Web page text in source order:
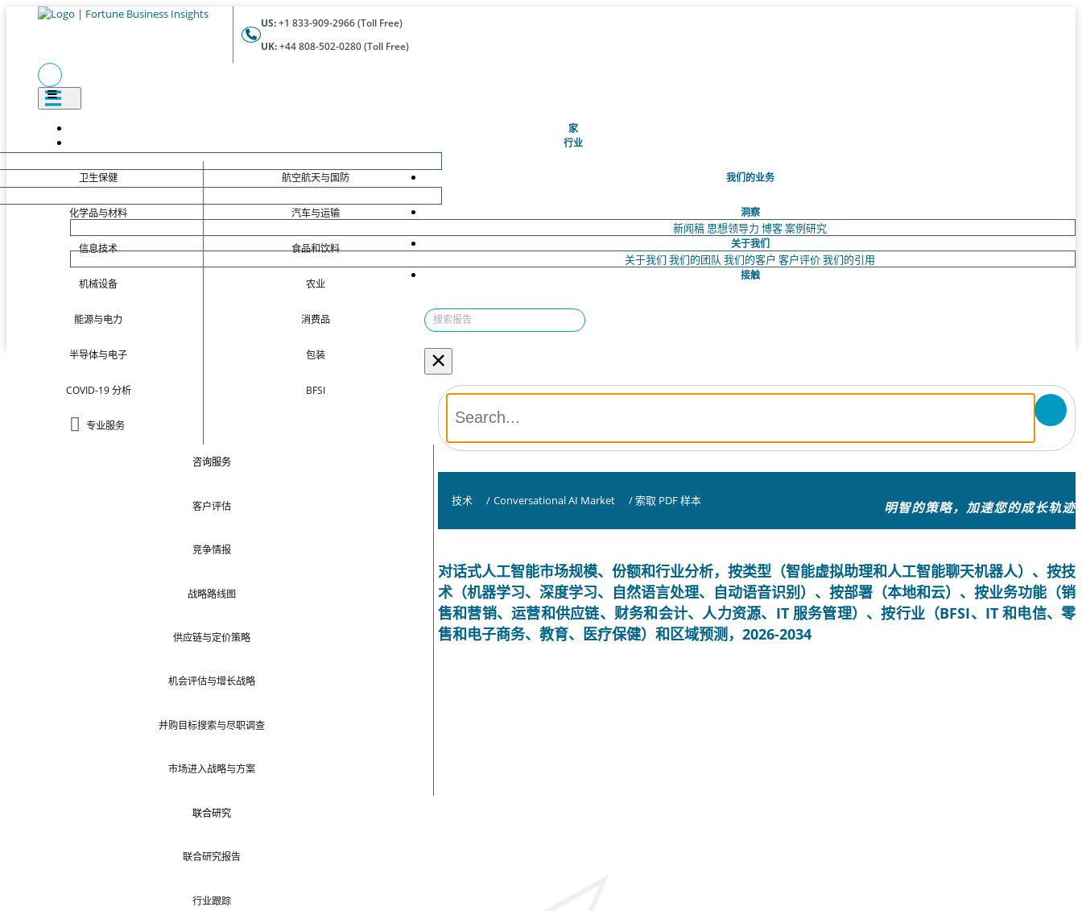
US:+1 833-909-2966 (Toll Free)
UK:+44 808-502-0280 (Toll Free)
家(当前的)
行业
卫生保健
化学品与材料
信息技术
机械设备
能源与电力
半导体与电子
COVID-19 分析
专业服务
航空航天与国防
汽车与运输
食品和饮料
农业
消费品
包装
BFSI
我们的业务
咨询服务
客户评估
竞争情报
战略路线图
供应链与定价策略
机会评估与增长战略
并购目标搜索与尽职调查
市场进入战略与方案
联合研究
联合研究报告
行业跟踪
洞察
新闻稿 思想领导力 博客案例研究
关于我们
关于我们 我们的团队 我们的客户 客户评价我们的引用
接触
×
技术 / Conversational AI Market / 索取 PDF 样本 明智的策略，加速您的成长轨迹
对话式人工智能市场规模、份额和行业分析，按类型（智能虚拟助理和人工智能聊天机器人）、按技
术（机器学习、深度学习、自然语言处理、自动语音识别）、按部署（本地和云）、按业务功能（销
售和营销、运营和供应链、财务和会计、人力资源、IT 服务管理）、按行业（BFSI、IT 和电信、零
售和电子商务、教育、医疗保健）和区域预测，2026-2034